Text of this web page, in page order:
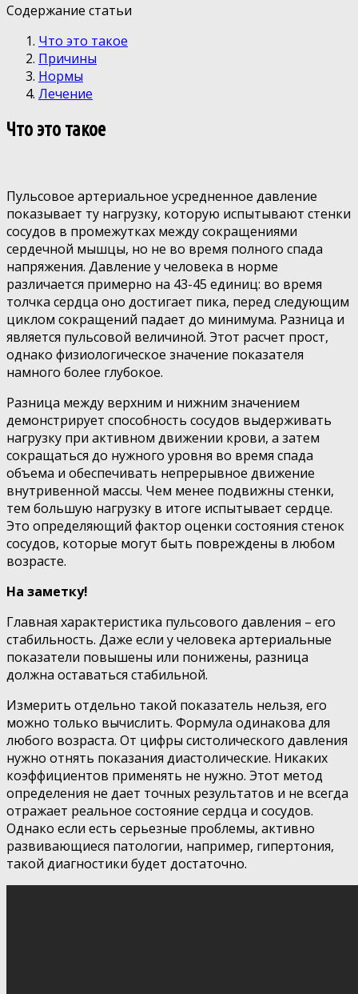
Содержание статьи
Что это такое
Причины
Нормы
Лечение
Что это такое
Пульсовое артериальное усредненное давление
показывает ту нагрузку, которую испытывают стенки
сосудов в промежутках между сокращениями
сердечной мышцы, но не во время полного спада
напряжения. Давление у человека в норме
различается примерно на 43-45 единиц: во время
толчка сердца оно достигает пика, перед следующим
циклом сокращений падает до минимума. Разница и
является пульсовой величиной. Этот расчет прост,
однако физиологическое значение показателя
намного более глубокое.
Разница между верхним и нижним значением
демонстрирует способность сосудов выдерживать
нагрузку при активном движении крови, а затем
сокращаться до нужного уровня во время спада
объема и обеспечивать непрерывное движение
внутривенной массы. Чем менее подвижны стенки,
тем большую нагрузку в итоге испытывает сердце.
Это определяющий фактор оценки состояния стенок
сосудов, которые могут быть повреждены в любом
возрасте.
На заметку!
Главная характеристика пульсового давления – его
стабильность. Даже если у человека артериальные
показатели повышены или понижены, разница
должна оставаться стабильной.
Измерить отдельно такой показатель нельзя, его
можно только вычислить. Формула одинакова для
любого возраста. От цифры систолического давления
нужно отнять показания диастолические. Никаких
коэффициентов применять не нужно. Этот метод
определения не дает точных результатов и не всегда
отражает реальное состояние сердца и сосудов.
Однако если есть серьезные проблемы, активно
развивающиеся патологии, например, гипертония,
такой диагностики будет достаточно.